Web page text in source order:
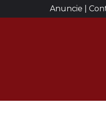
Anuncie |